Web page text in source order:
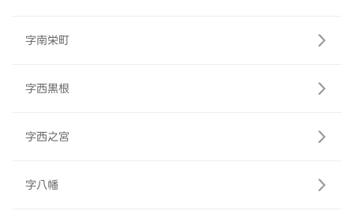
字南栄町
字西黒根
字西之宮
字八幡